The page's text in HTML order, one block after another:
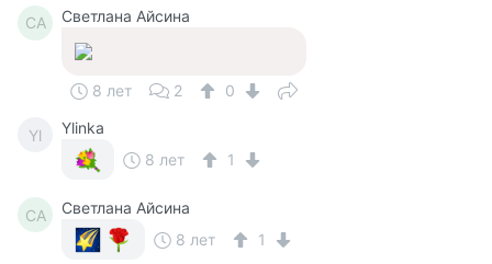
СА Светлана Айсина
8 лет 2 0
Yl
Ylinka
8 лет
1
СА
Светлана Айсина
8 лет
1